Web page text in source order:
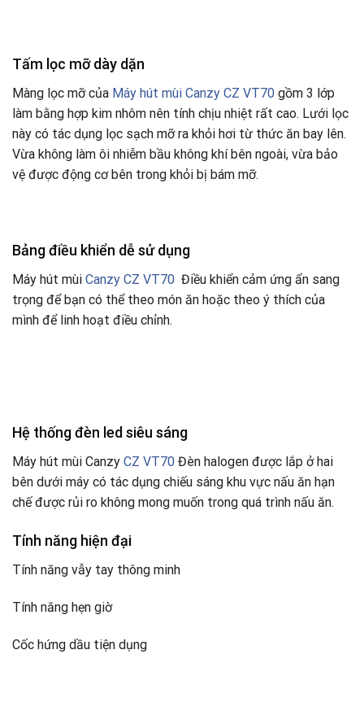
Tấm lọc mỡ dày dặn
Màng lọc mỡ của Máy hút mùi Canzy CZ VT70 gồm 3 lớp
làm bằng hợp kim nhôm nên tính chịu nhiệt rất cao. Lưới lọc
này có tác dụng lọc sạch mỡ ra khỏi hơi từ thức ăn bay lên.
Vừa không làm ôi nhiễm bầu không khí bên ngoài, vừa bảo
vệ được động cơ bên trong khỏi bị bám mỡ.
Bảng điều khiển dễ sử dụng
Máy hút mùi Canzy CZ VT70 Điều khiển cảm ứng ẩn sang
trọng để bạn có thể theo món ăn hoặc theo ý thích của
mình để linh hoạt điều chỉnh.
Hệ thống đèn led siêu sáng
Máy hút mùi Canzy CZ VT70 Đèn halogen được lắp ở hai
bên dưới máy có tác dụng chiếu sáng khu vực nấu ăn hạn
chế được rủi ro không mong muốn trong quá trình nấu ăn.
Tính năng hiện đại
Tính năng vẫy tay thông minh
Tính năng hẹn giờ
Cốc hứng dầu tiện dụng